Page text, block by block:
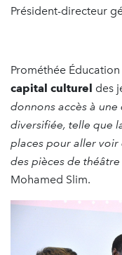
Président-directeur
Prométhée
capital culturel des
donnons accès à
diversifiée, telle que
places pour aller voir
des pièces de
Mohamed Slim.